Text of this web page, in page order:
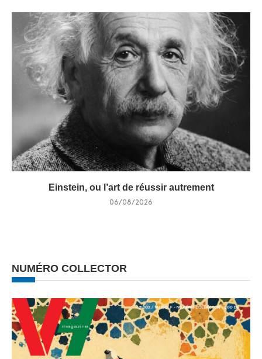
Einstein, ou l’art de réussir autrement
06/08/2026
NUMÉRO COLLECTOR